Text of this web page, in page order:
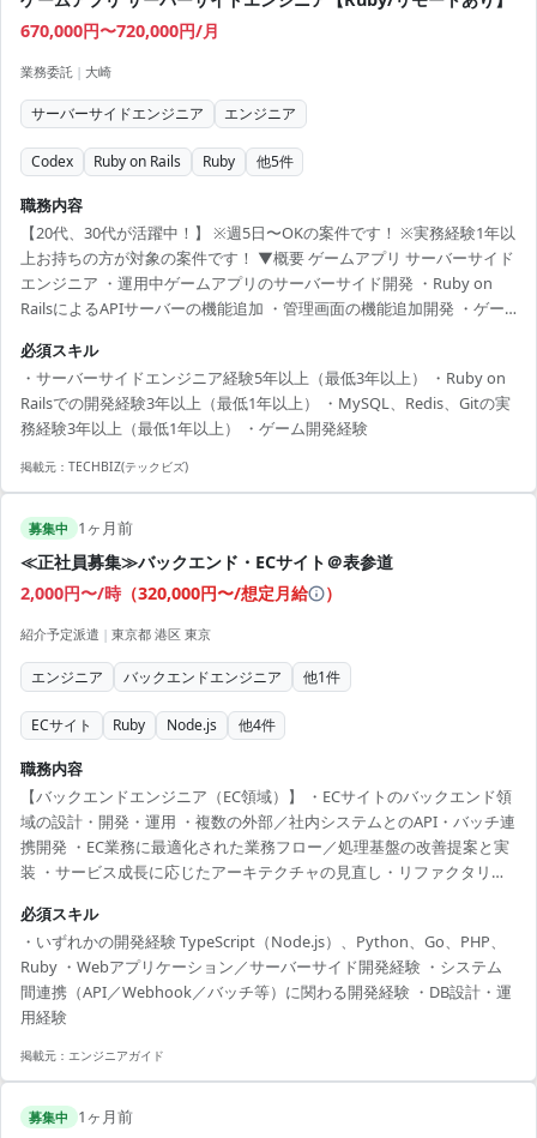
670,000円〜720,000円/月
業務委託 | 大崎
サーバーサイドエンジニア エンジニア
Codex Ruby on Rails Ruby 他5件
職務内容
【20代、30代が活躍中！】 ※週5日〜OKの案件です！ ※実務経験1年以
上お持ちの方が対象の案件です！ ▼概要 ゲームアプリ サーバーサイド
エンジニア ・運用中ゲームアプリのサーバーサイド開発 ・Ruby on
RailsによるAPIサーバーの機能追加 ・管理画面の機能追加開発 ・ゲー
要時出社対応あり 場所：大崎 面談回数：1回 【必須スキル】 ・サーバ
ーサイドエンジニア経験5年以上（最低3年以上） ・Ruby on Railsでの
開発経験3年以上（最低1年以上） ・MySQL、Redis、Gitの実務経験3
年以上（最低1年以上） ・ゲーム開発経験 ...
必須スキル
・サーバーサイドエンジニア経験5年以上（最低3年以上） ・Ruby on
Railsでの開発経験3年以上（最低1年以上） ・MySQL、Redis、Gitの実
務経験3年以上（最低1年以上） ・ゲーム開発経験
掲載元： TECHBIZ(テックビズ)
募集中 1ヶ月前
≪正社員募集≫バックエンド・ECサイト＠表参道
2,000円〜/時（320,000円〜/想定月給 ）
紹介予定派遣 | 東京都 港区 東京
エンジニア バックエンドエンジニア 他1件
ECサイト Ruby Node.js 他4件
職務内容
【バックエンドエンジニア（EC領域）】 ・ECサイトのバックエンド領
域の設計・開発・運用 ・複数の外部／社内システムとのAPI・バッチ連
携開発 ・EC業務に最適化された業務フロー／処理基盤の改善提案と実
装 ・サービス成長に応じたアーキテクチャの見直し・リファクタリン
エンジニア（EC領域）
必須スキル
・いずれかの開発経験 TypeScript（Node.js）、Python、Go、PHP、
Ruby ・Webアプリケーション／サーバーサイド開発経験 ・システム
間連携（API／Webhook／バッチ等）に関わる開発経験 ・DB設計・運
用経験
掲載元： エンジニアガイド
募集中 1ヶ月前